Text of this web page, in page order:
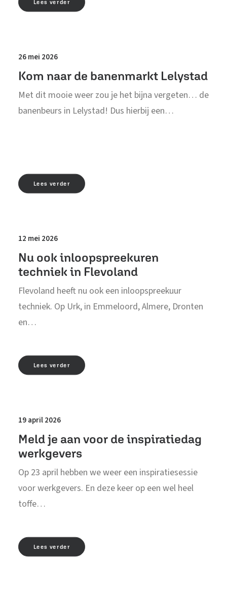
Lees verder
26 mei 2026
Kom naar de banenmarkt Lelystad
Met dit mooie weer zou je het bijna vergeten… de
banenbeurs in Lelystad! Dus hierbij een…
Lees verder
12 mei 2026
Nu ook inloopspreekuren
techniek in Flevoland
Flevoland heeft nu ook een inloopspreekuur
techniek. Op Urk, in Emmeloord, Almere, Dronten
en…
Lees verder
19 april 2026
Meld je aan voor de inspiratiedag
werkgevers
Op 23 april hebben we weer een inspiratiesessie
voor werkgevers. En deze keer op een wel heel
toffe…
Lees verder